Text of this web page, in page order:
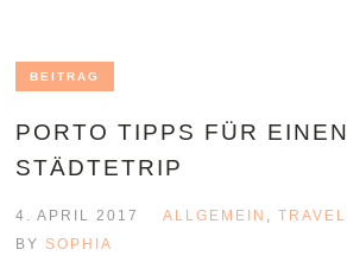
BEITRAG
PORTO TIPPS FÜR EINEN
STÄDTETRIP
4. APRIL 2017 ALLGEMEIN , TRAVEL
BY SOPHIA